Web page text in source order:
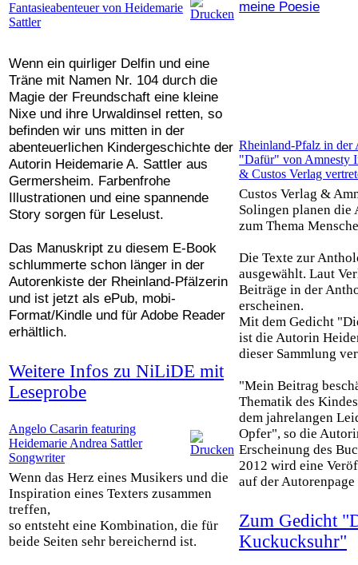
Fantasieabenteuer von Heidemarie
Sattler
Wenn ein quirliger Delfin und eine
Träne mit Namen Nr. 104 durch die
Magie der Freundschaft eine kleine
Nixe und ihre Urwaldinsel retten, so
befinden wir uns mitten in der
abenteuerlichen Kindergeschichte der
Autorin Heidemarie A. Sattler aus
Germersheim. Farbenfrohe
Illustrationen und eine spannende
Story sorgen für Leselust.
Das Manuskript zu diesem E-Book
schlummerte schon länger in der
Autorenkiste der Rheinland-Pfälzerin
und ist jetzt als ePub, mobi-
Format/Kindle und für Adobe Reader
erhältlich.
Weitere Infos zu NiLiDE mit
Leseprobe
Angelo Casarin featuring
Heidemarie Andrea Sattler
Songwriter
Wenn das Herz eines Musikers und die
Inspiration eines Texters zusammen
treffen,
so entsteht eine Kombination, die für
beide Seiten sehr bereichernd ist.
meine Poesie
Rheinland-Pfalz in der
"Dafür" von Amnesty
& Custos Verlag
Custos Verlag &
Solingen planen die
zum Thema
Die Texte zur
ausgewählt. Laut
Beiträge in der
erscheinen.
Mit dem Gedicht
ist die Autorin
dieser Sammlung
"Mein Beitrag
Thematik des
dem jahrelangen
Opfer", so die
Erscheinung des
2012 wird eine
auf der
Zum Gedicht
Kuckucksuhr"